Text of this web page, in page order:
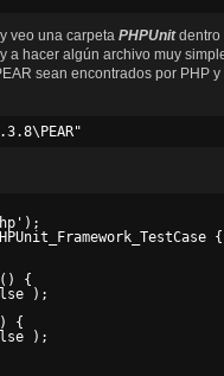
veo una carpeta PHPUnitdentro
a hacer algún archivo muy
sean encontrados por PHP
{
{
);
{
);